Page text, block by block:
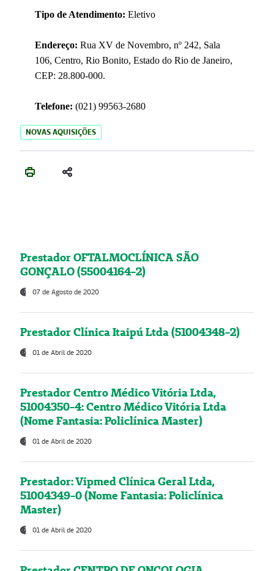
Tipo de Atendimento: Eletivo
Endereço: Rua XV de Novembro, nº 242, Sala
106, Centro, Rio Bonito, Estado do Rio de Janeiro,
CEP: 28.800-000.
Telefone: (021) 99563-2680
NOVAS AQUISIÇÕES
Prestador OFTALMOCLÍNICA SÃO
GONÇALO (55004164-2)
07 de Agosto de 2020
Prestador Clínica Itaipú Ltda (51004348-2)
01 de Abril de 2020
Prestador Centro Médico Vitória Ltda,
51004350-4: Centro Médico Vitória Ltda
(Nome Fantasia: Policlínica Master)
01 de Abril de 2020
Prestador: Vipmed Clínica Geral Ltda,
51004349-0 (Nome Fantasia: Policlínica
Master)
01 de Abril de 2020